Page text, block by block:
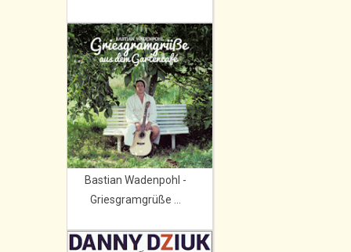
Bastian Wadenpohl -
Griesgramgrüße ...